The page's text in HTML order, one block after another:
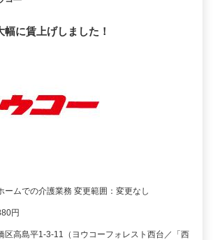
に賃上げしました！
ームでの介護業務 変更範囲：変更なし
円
区高島平1-3-11（ヨウコーフォレスト西台／「西